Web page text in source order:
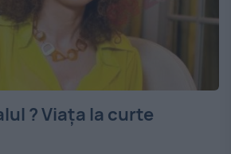
? Viața la curte